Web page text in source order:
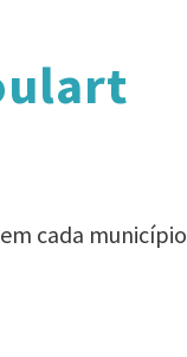
cada município